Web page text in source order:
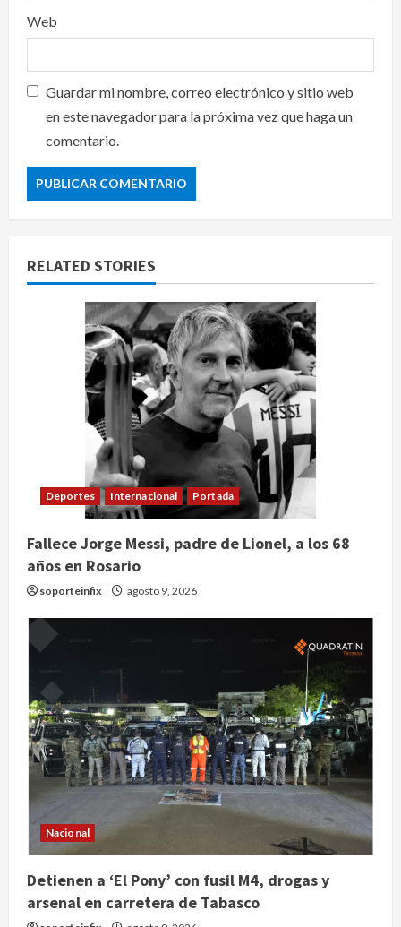
Web
Guardar mi nombre, correo electrónico y sitio web
en este navegador para la próxima vez que haga un
comentario.
RELATED STORIES
Deportes Internacional Portada
Fallece Jorge Messi, padre de Lionel, a los 68
años en Rosario
soporteinfix agosto 9, 2026
Nacional
Detienen a ‘El Pony’ con fusil M4, drogas y
arsenal en carretera de Tabasco
2
Nacional
Detienen a ‘El Pony’ con fusil M4,
Tabasco
agosto 9, 2026